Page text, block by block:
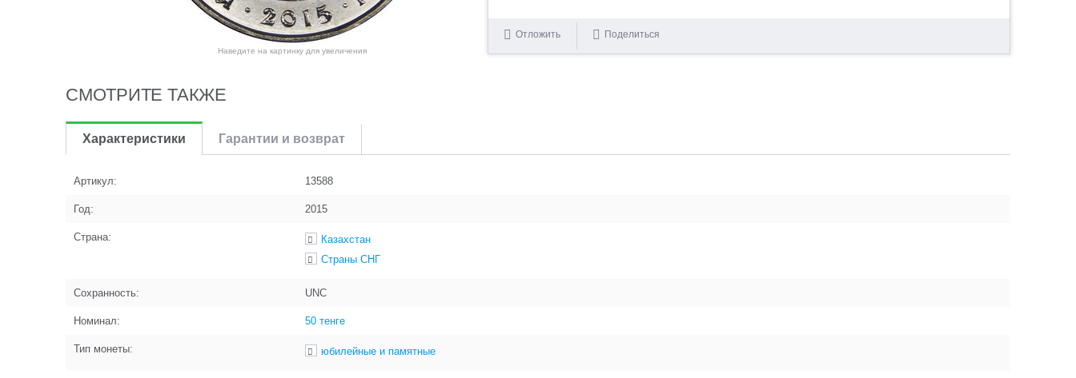
Наведите на картинку для увеличения
Отложить Поделиться
СМОТРИТЕ ТАКЖЕ
Характеристики Гарантии и возврат
Артикул: 13588
Год: 2015
Страна:
Казахстан
Страны СНГ
Сохранность: UNC
Номинал: 50 тенге
Тип монеты: юбилейные и памятные